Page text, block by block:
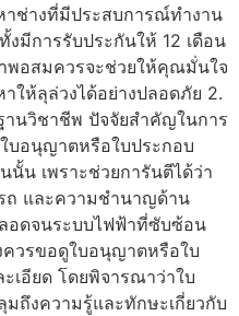
ช่างที่มีประสบการณ์ทำงาน
มีการรับประกันให้ 12 เดือน
พอสมควรจะช่วยให้คุณมั่นใจ
ให้ลุล่วงได้อย่างปลอดภัย 2.
นวิชาชีพ ปัจจัยสำคัญในการ
บอนุญาตหรือใบประกอบ
น เพราะช่วยการันตีได้ว่า
ถ และความชำนาญด้าน
อดจนระบบไฟฟ้าที่ซับซ้อน
ควรขอดูใบอนุญาตหรือใบ
เอียด โดยพิจารณาว่าใบ
ถึงความรู้และทักษะเกี่ยวกับ